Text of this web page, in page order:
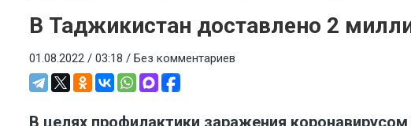
В Таджикистан доставлено 2
01.08.2022 / 03:18 / Без комментариев